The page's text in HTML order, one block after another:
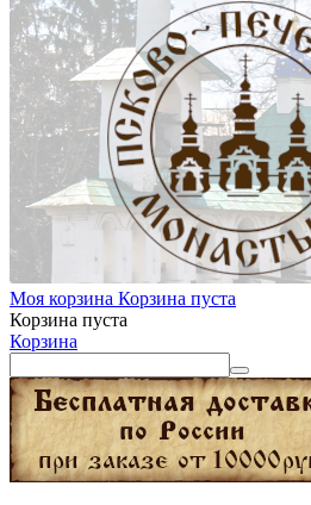
Моя корзина Корзина пуста
Корзина пуста
Корзина